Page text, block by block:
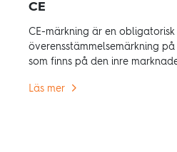
CE
CE-märkning är en obligatorisk
överensstämmelsemärkning
som finns på den inre
Läs mer